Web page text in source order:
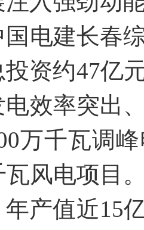
国电建长春
资约47亿
电效率突出
万千瓦调
瓦风电项目
产值近15